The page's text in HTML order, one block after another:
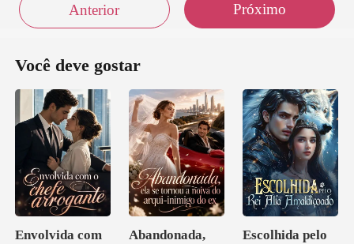
Anterior Próximo
Você deve gostar
Envolvida com
Abandonada,
Escolhida pelo